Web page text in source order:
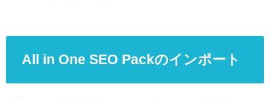
All in One SEO Packのインポート